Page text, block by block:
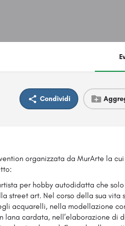
Condividi
organizzata da MurArte la
per hobby autodidatta che solo
street art. Ne l corso della sua vita
acquarelli, nella modellazione
cardata, nell’elaborazione di